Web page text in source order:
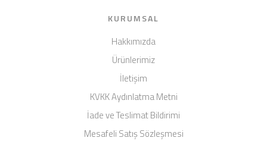
KURUMSAL
Hakkımızda
Ürünlerimiz
İletişim
KVKK Aydınlatma Metni
İade ve Teslimat Bildirimi
Mesafeli Satış Sözleşmesi